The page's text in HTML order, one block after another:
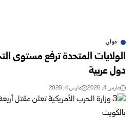
دولي
الولايات المتحدة ترفع مستوى
دول عربية
مارس 4, 2026 مارس 4, 2026